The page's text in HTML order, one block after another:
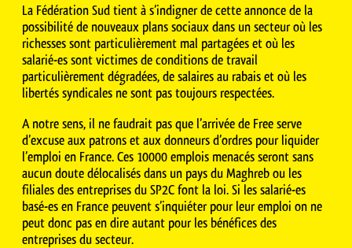
La Fédération Sud tient à s’indigner de cette annonce de la
possibilité de nouveaux plans sociaux dans un secteur où les
richesses sont particulièrement mal partagées et où les
salarié-es sont victimes de conditions de travail
particulièrement dégradées, de salaires au rabais et où les
libertés syndicales ne sont pas toujours respectées.
A notre sens, il ne faudrait pas que l’arrivée de Free serve
d’excuse aux patrons et aux donneurs d’ordres pour liquider
l’emploi en France. Ces 10000 emplois menacés seront sans
aucun doute délocalisés dans un pays du Maghreb ou les
filiales des entreprises du SP2C font la loi. Si les salarié-es
basé-es en France peuvent s’inquiéter pour leur emploi on ne
peut donc pas en dire autant pour les bénéfices des
entreprises du secteur.